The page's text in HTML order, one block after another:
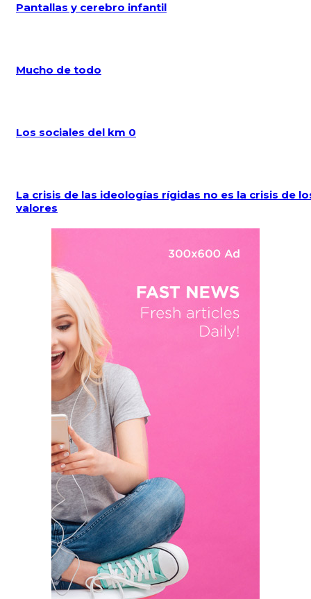
Pantallas y cerebro infantil
Mucho de todo
Los sociales del km 0
La crisis de las ideologías rígidas no es la crisis de
valores